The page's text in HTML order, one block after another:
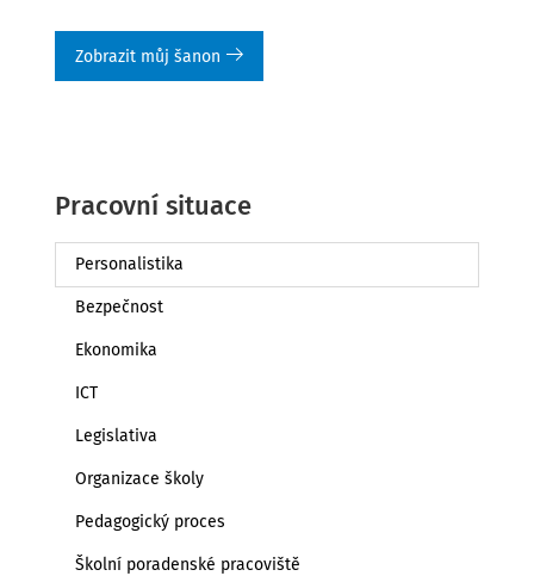
Zobrazit můj šanon
Pracovní situace
Personalistika
Bezpečnost
Ekonomika
ICT
Legislativa
Organizace školy
Pedagogický proces
Školní poradenské pracoviště